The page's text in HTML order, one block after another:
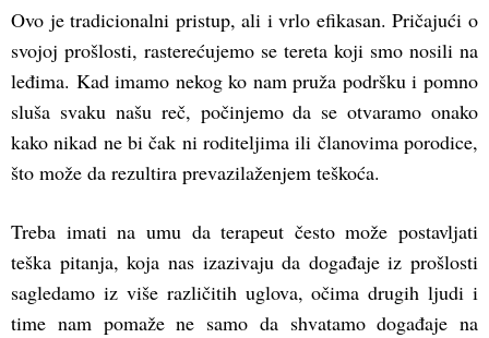
Ovo je tradicionalni pristup, ali i vrlo efikasan. Pričajući o
svojoj prošlosti, rasterećujemo se tereta koji smo nosili na
leđima. Kad imamo nekog ko nam pruža podršku i pomno
sluša svaku našu reč, počinjemo da se otvaramo onako
kako nikad ne bi čak ni roditeljima ili članovima porodice,
što može da rezultira prevazilaženjem teškoća.
Treba imati na umu da terapeut često može postavljati
teška pitanja, koja nas izazivaju da događaje iz prošlosti
sagledamo iz više različitih uglova, očima drugih ljudi i
time nam pomaže ne samo da shvatamo događaje na